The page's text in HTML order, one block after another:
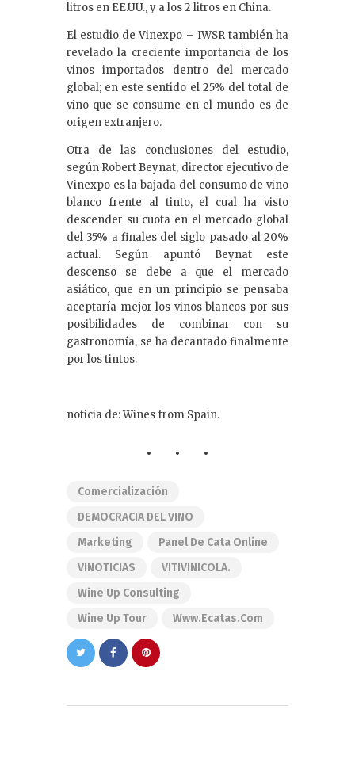
litros en EE.UU., y a los 2 litros en China.
El estudio de Vinexpo – IWSR también ha
revelado la creciente importancia de los
vinos importados dentro del mercado
global; en este sentido el 25% del total de
vino que se consume en el mundo es de
origen extranjero.
Otra de las conclusiones del estudio,
según Robert Beynat, director ejecutivo de
Vinexpo es la bajada del consumo de vino
blanco frente al tinto, el cual ha visto
descender su cuota en el mercado global
del 35% a finales del siglo pasado al 20%
actual. Según apuntó Beynat este
descenso se debe a que el mercado
asiático, que en un principio se pensaba
aceptaría mejor los vinos blancos por sus
posibilidades de combinar con su
gastronomía, se ha decantado finalmente
por los tintos.
noticia de: Wines from Spain.
Comercialización
DEMOCRACIA DEL VINO
Marketing
Panel De Cata Online
VINOTICIAS
VITIVINICOLA.
Wine Up Consulting
Wine Up Tour
Www.ecatas.com